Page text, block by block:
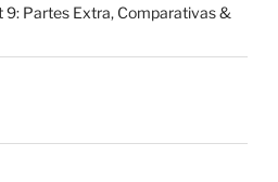
9: Partes Extra, Comparativas &